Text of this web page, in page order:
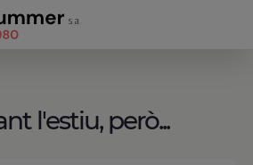
l'estiu, però...